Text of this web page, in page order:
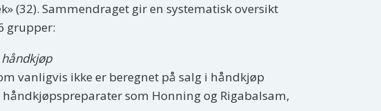
(32). Sammendraget gir en systematisk oversikt
grupper:
vanligvis ikke er beregnet på salg i håndkjøp
som Honning og Rigabalsam,